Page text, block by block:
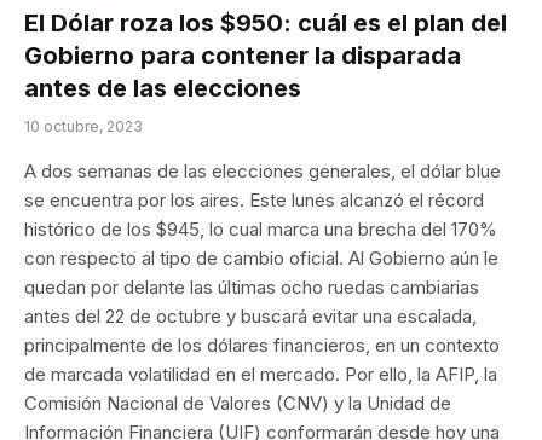
El Dólar roza los $950: cuál es el plan del
Gobierno para contener la disparada
antes de las elecciones
10 octubre, 2023
A dos semanas de las elecciones generales, el dólar blue
se encuentra por los aires. Este lunes alcanzó el récord
histórico de los $945, lo cual marca una brecha del 170%
con respecto al tipo de cambio oficial. Al Gobierno aún le
quedan por delante las últimas ocho ruedas cambiarias
antes del 22 de octubre y buscará evitar una escalada,
principalmente de los dólares financieros, en un contexto
de marcada volatilidad en el mercado. Por ello, la AFIP, la
Comisión Nacional de Valores (CNV) y la Unidad de
Información Financiera (UIF) conformarán desde hoy una